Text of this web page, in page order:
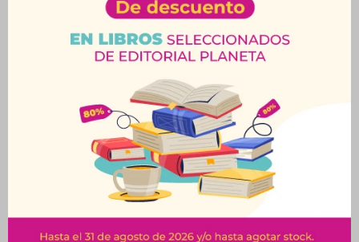
Papel Glasé Ilustra
Papel Glasé Tabaré